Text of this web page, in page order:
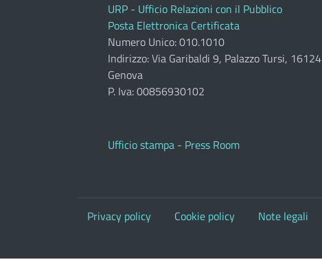
URP - Ufficio Relazioni con il Pubblico
Posta Elettronica Certificata
Numero Unico: 010.1010
Indirizzo: Via Garibaldi 9, Palazzo Tursi, 16124
Genova
P. Iva: 00856930102
Ufficio stampa - Press Room
Privacy policy Cookie policy Note legali